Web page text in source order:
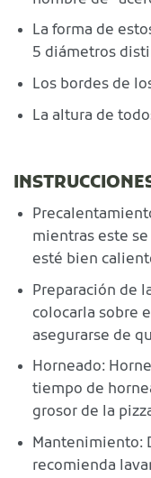
La forma de
5 diámetros
Los bordes de
La altura de
mientras este
esté bien
Preparación de
colocarla sobre
asegurarse de
Horneado:
tiempo de
grosor de la
Mantenimiento:
recomienda